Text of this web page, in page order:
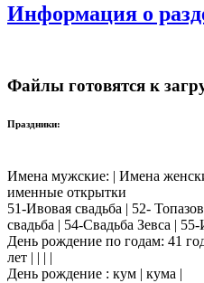
Информация о
Файлы готовятся к
Праздники:
Имена мужские: | Имена
именные открытки
51-Ивовая свадьба | 52-
свадьба | 54-Свадьба Зевса |
День рождение по годам: 41
лет | | | |
День рождение : кум | кума |